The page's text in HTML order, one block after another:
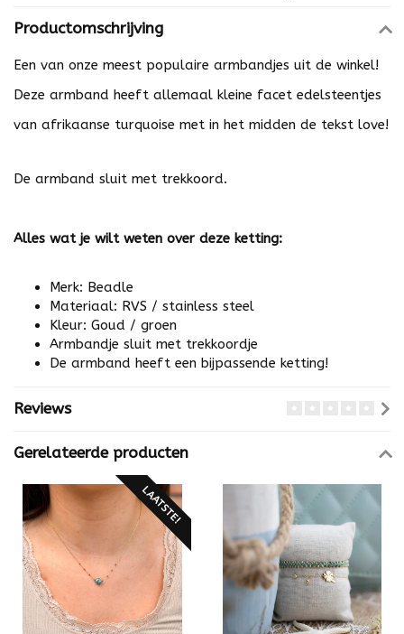
Productomschrijving
Een van onze meest populaire armbandjes uit de winkel!
Deze armband heeft allemaal kleine facet edelsteentjes
van afrikaanse turquoise met in het midden de tekst love!
De armband sluit met trekkoord.
Alles wat je wilt weten over deze ketting:
Merk: Beadle
Materiaal: RVS / stainless steel
Kleur: Goud / groen
Armbandje sluit met trekkoordje
De armband heeft een bijpassende ketting!
Reviews
Gerelateerde producten
LAATSTE!